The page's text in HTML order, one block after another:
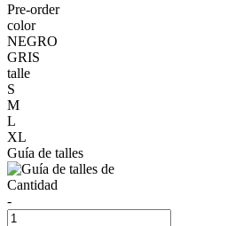
Pre-order
color
NEGRO
GRIS
talle
S
M
L
XL
Guía de talles
Cantidad
-